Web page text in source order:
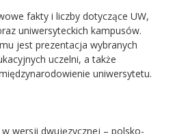
fakty i liczby dotyczące UW,
uniwersyteckich kampusów.
jest prezentacja wybranych
uczelni, a także
uniwersytetu.
wersji dwujęzycznej – polsko-